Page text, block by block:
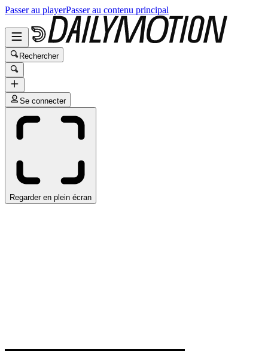
Passer au playerPasser au contenu principal
Rechercher
Se connecter
Regarder en plein écran